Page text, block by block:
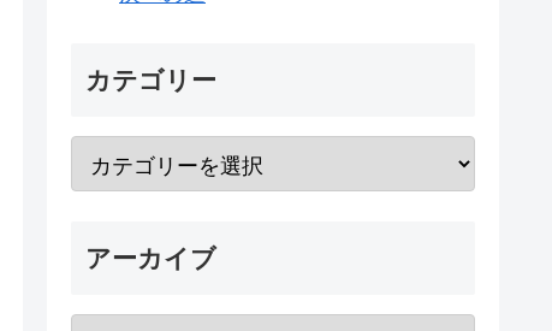
カテゴリー
アーカイブ